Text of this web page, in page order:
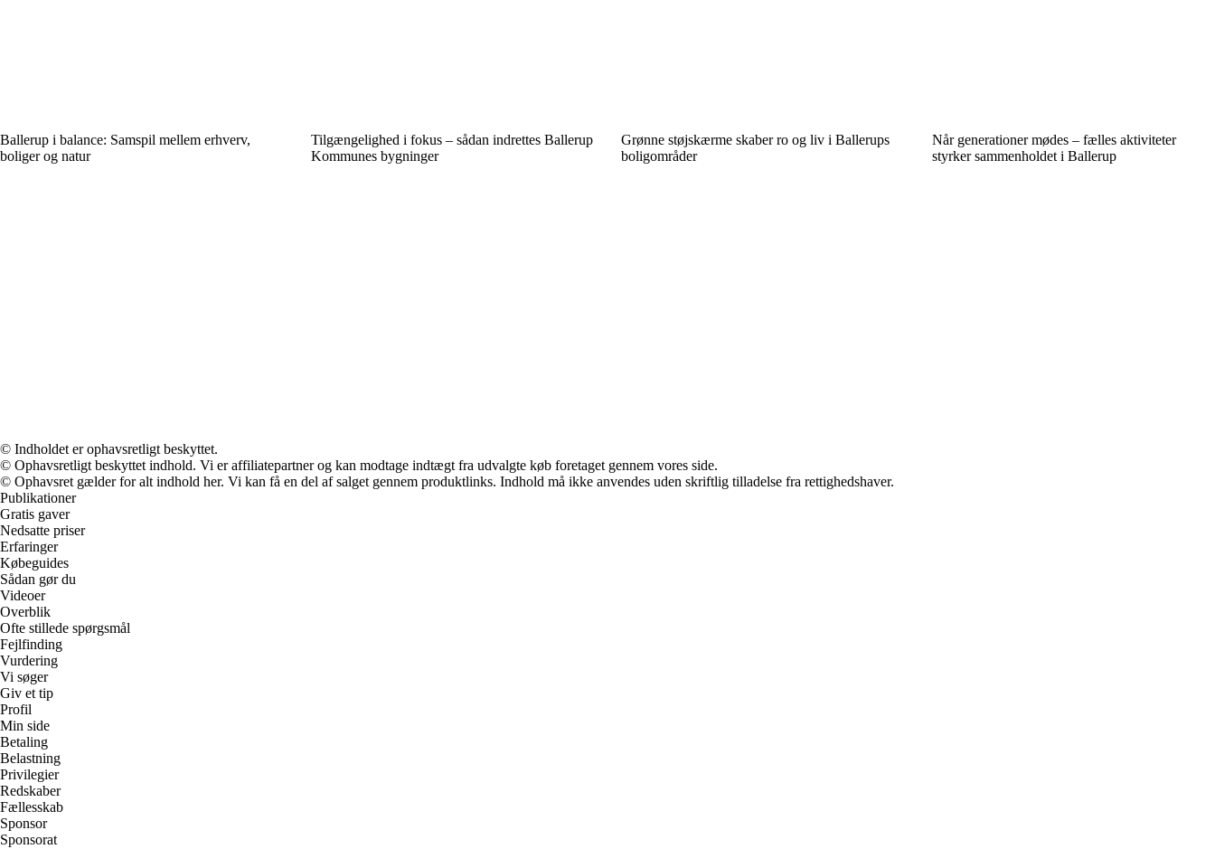
Ballerup i balance: Samspil mellem erhverv,
boliger og natur
Tilgængelighed i fokus – sådan indrettes Ballerup
Kommunes bygninger
Grønne støjskærme skaber ro og liv i Ballerups
boligområder
Når generationer mødes – fælles aktiviteter
styrker sammenholdet i Ballerup
© Indholdet er ophavsretligt beskyttet.
© Ophavsretligt beskyttet indhold. Vi er affiliatepartner og kan modtage indtægt fra udvalgte køb foretaget gennem vores side.
© Ophavsret gælder for alt indhold her. Vi kan få en del af salget gennem produktlinks. Indhold må ikke anvendes uden skriftlig tilladelse fra rettighedshaver.
Publikationer
Gratis gaver
Nedsatte priser
Erfaringer
Købeguides
Sådan gør du
Videoer
Overblik
Ofte stillede spørgsmål
Fejlfinding
Vurdering
Vi søger
Giv et tip
Profil
Min side
Betaling
Belastning
Privilegier
Redskaber
Fællesskab
Sponsor
Sponsorat